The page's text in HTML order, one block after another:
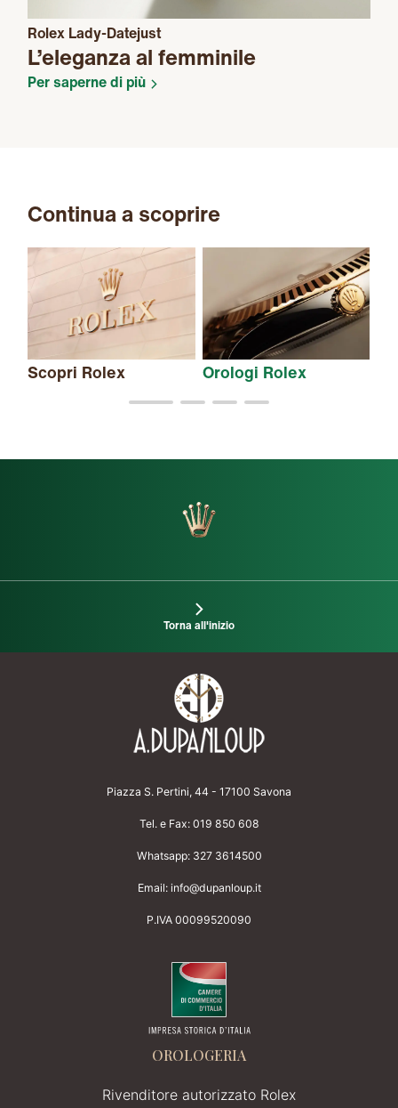
Rolex Lady-Datejust
L’eleganza al femminile
Per saperne di più
Continua a scoprire
Scopri Rolex Orologi Rolex
Torna all'inizio
Piazza S. Pertini, 44 - 17100 Savona
Tel. e Fax: 019 850 608
Whatsapp: 327 3614500
Email: info@dupanloup.it
P.IVA 00099520090
OROLOGERIA
Rivenditore autorizzato Rolex